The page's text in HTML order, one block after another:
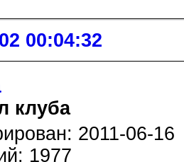
00:04:32
клуба
2011-06-16
1977